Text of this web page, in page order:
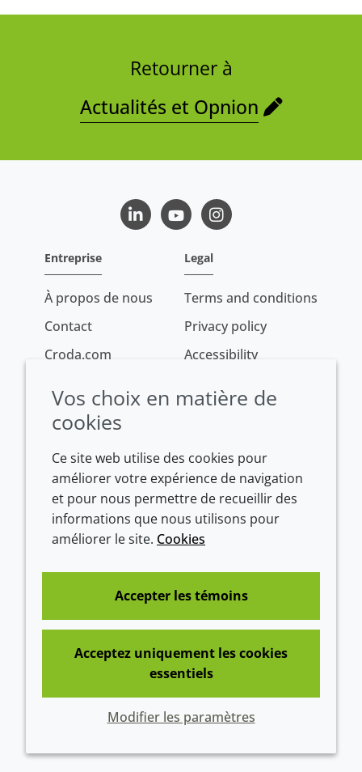
Retourner à
Actualités et Opnion
LinkedInYoutubeInstagram
Entreprise
À propos de nous
Contact
Croda.com
Legal
Terms and conditions
Privacy policy
Accessibility
Conditions of sale
1601 BL Enkhuizen
Tél:+31 (0)228 358000
Vos choix en matière de
cookies
Ce site web utilise des cookies pour
améliorer votre expérience de navigation
et pour nous permettre de recueillir des
informations que nous utilisons pour
améliorer le site. Cookies
Accepter les témoins
Acceptez uniquement les cookies
essentiels
Modifier les paramètres